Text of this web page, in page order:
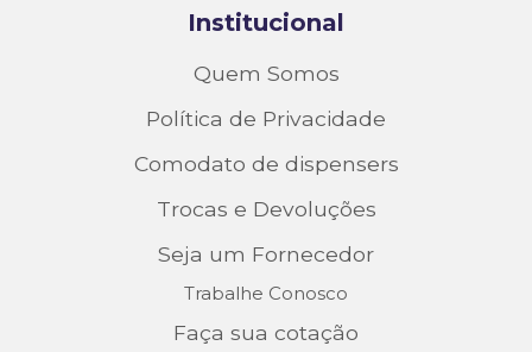
Institucional
Quem Somos
Política de Privacidade
Comodato de dispensers
Trocas e Devoluções
Seja um Fornecedor
Trabalhe Conosco
Faça sua cotação